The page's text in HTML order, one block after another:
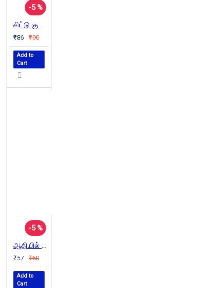
-5 %
சிட்டு குருவிகளின் வாழ்வும் வீழ்ச்சியும்
₹86 ₹90
Add to
Cart
-5 %
ஆதியில் யானைகள் இருந்தன
₹57 ₹60
Add to
Cart